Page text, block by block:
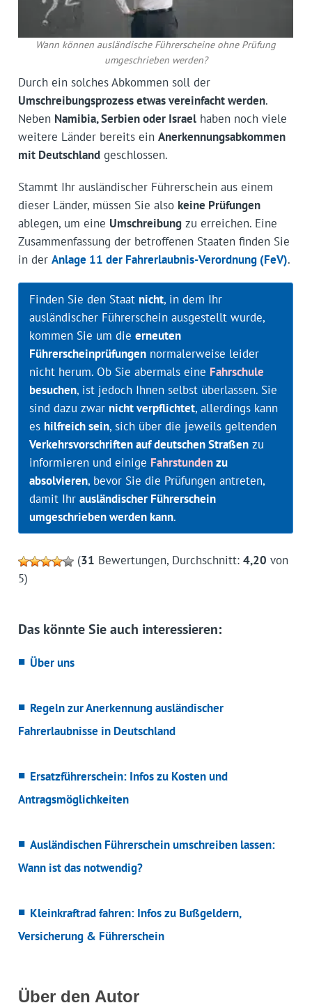
Wann können ausländische Führerscheine ohne Prüfung
umgeschrieben werden?
Durch ein solches Abkommen soll der
Umschreibungsprozess etwas vereinfacht werden.
Neben Namibia, Serbien oder Israelhaben noch viele
weitere Länder bereits ein Anerkennungsabkommen
mit Deutschlandgeschlossen.
Stammt Ihr ausländischer Führerschein aus einem
dieser Länder, müssen Sie also keine Prüfungen
ablegen, um eine Umschreibungzu erreichen. Eine
Zusammenfassung der betroffenen Staaten finden Sie
in der Anlage 11 der Fahrerlaubnis-Verordnung (FeV).
Finden Sie den Staat nicht, in dem Ihr
ausländischer Führerschein ausgestellt wurde,
kommen Sie um die erneuten
Führerscheinprüfungennormalerweise leider
nicht herum. Ob Sie abermals eine Fahrschule
besuchen, ist jedoch Ihnen selbst überlassen. Sie
sind dazu zwar nicht verpflichtet, allerdings kann
es hilfreich sein, sich über die jeweils geltenden
Verkehrsvorschriften auf deutschen Straßenzu
informieren und einige Fahrstundenzu
absolvieren, bevor Sie die Prüfungen antreten,
damit Ihr ausländischer Führerschein
umgeschrieben werden kann.
(31 Bewertungen, Durchschnitt: 4,20 von
5)
Das könnte Sie auch interessieren:
Über uns
Regeln zur Anerkennung ausländischer
Fahrerlaubnisse in Deutschland
Ersatzführerschein: Infos zu Kosten und
Antragsmöglichkeiten
Ausländischen Führerschein umschreiben lassen:
Wann ist das notwendig?
Kleinkraftrad fahren: Infos zu Bußgeldern,
Versicherung & Führerschein
Über den Autor